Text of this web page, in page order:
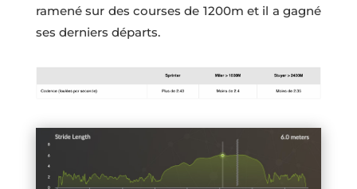
ramené sur des courses de 1200m et il a gagné
ses derniers départs.